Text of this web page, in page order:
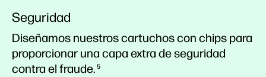
Seguridad
Diseñamos nuestros cartuchos con chips para
proporcionar una capa extra de seguridad
contra el fraude. 5